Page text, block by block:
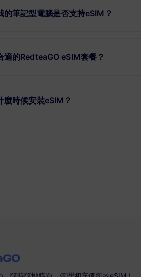
的筆記型電腦是否支持eSIM？
適的RedteaGO eSIM套餐？
麼時候安裝eSIM？